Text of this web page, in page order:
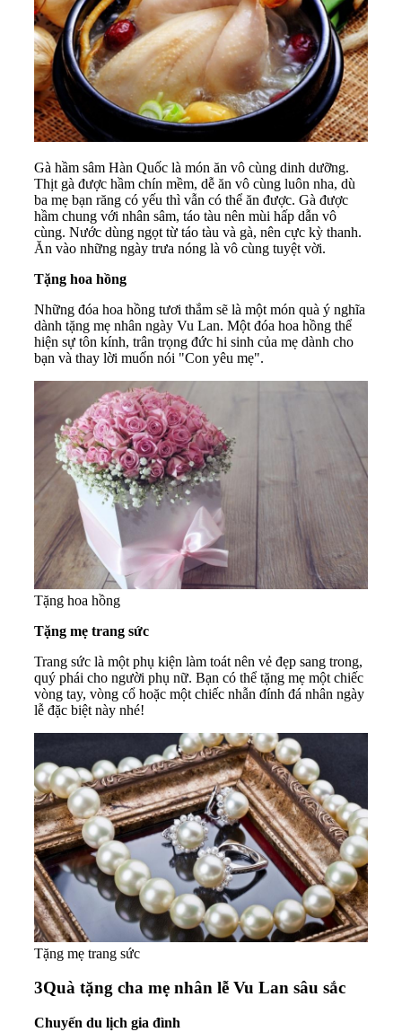
Gà hầm sâm Hàn Quốc là món ăn vô cùng dinh dưỡng.
Thịt gà được hầm chín mềm, dễ ăn vô cùng luôn nha, dù
ba mẹ bạn răng có yếu thì vẫn có thể ăn được. Gà được
hầm chung với nhân sâm, táo tàu nên mùi hấp dẫn vô
cùng. Nước dùng ngọt từ táo tàu và gà, nên cực kỳ thanh.
Ăn vào những ngày trưa nóng là vô cùng tuyệt vời.
Tặng hoa hồng
Những đóa hoa hồng tươi thắm sẽ là một món quà ý nghĩa
dành tặng mẹ nhân ngày Vu Lan. Một đóa hoa hồng thể
hiện sự tôn kính, trân trọng đức hi sinh của mẹ dành cho
bạn và thay lời muốn nói "Con yêu mẹ".
Tặng hoa hồng
Tặng mẹ trang sức
Trang sức là một phụ kiện làm toát nên vẻ đẹp sang trong,
quý phái cho người phụ nữ. Bạn có thể tặng mẹ một chiếc
vòng tay, vòng cổ hoặc một chiếc nhẫn đính đá nhân ngày
lễ đặc biệt này nhé!
Tặng mẹ trang sức
3Quà tặng cha mẹ nhân lễ Vu Lan sâu sắc
Chuyến du lịch gia đình